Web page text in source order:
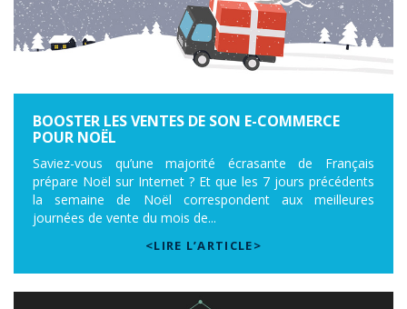
BOOSTER LES VENTES DE SON E-COMMERCE
POUR NOËL
Saviez-vous qu’une majorité écrasante de Français
prépare Noël sur Internet ? Et que les 7 jours précédents
la semaine de Noël correspondent aux meilleures
journées de vente du mois de...
<LIRE L’ARTICLE>